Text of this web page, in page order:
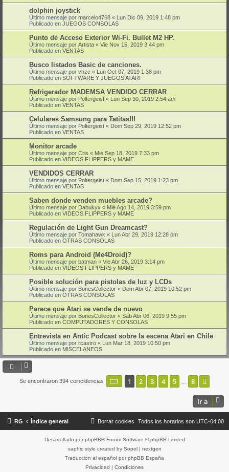
dolphin joystick
Último mensaje por marcelo4768 « Lun Dic 09, 2019 1:48 pm
Publicado en JUEGOS CONSOLAS
Punto de Acceso Exterior Wi-Fi. Bullet M2 HP.
Último mensaje por Artista « Vie Nov 15, 2019 3:44 pm
Publicado en VENTAS
Busco listados Basic de canciones.
Último mensaje por vhzc « Lun Oct 07, 2019 1:38 pm
Publicado en SOFTWARE Y JUEGOS ATARI
Refrigerador MADEMSA VENDIDO CERRAR
Último mensaje por Poltergeist « Lun Sep 30, 2019 2:54 am
Publicado en VENTAS
Celulares Samsung para Tatitas!!!
Último mensaje por Poltergeist « Dom Sep 29, 2019 12:52 pm
Publicado en VENTAS
Monitor arcade
Último mensaje por Cris « Mié Sep 18, 2019 7:33 pm
Publicado en VIDEOS FLIPPERS y MAME
VENDIDOS CERRAR
Último mensaje por Poltergeist « Dom Sep 15, 2019 1:23 pm
Publicado en VENTAS
Saben donde venden muebles arcade?
Último mensaje por Dabukyx « Mié Ago 14, 2019 3:59 pm
Publicado en VIDEOS FLIPPERS y MAME
Regulación de Light Gun Dreamcast?
Último mensaje por Tomahawk « Lun Abr 29, 2019 12:28 pm
Publicado en OTRAS CONSOLAS
Roms para Android (Me4Droid)?
Último mensaje por batman « Vie Abr 26, 2019 3:14 pm
Publicado en VIDEOS FLIPPERS y MAME
Posible solución para pistolas de luz y LCDs
Último mensaje por BonesCollector « Dom Abr 07, 2019 10:52 pm
Publicado en OTRAS CONSOLAS
Parece que Atari se vende de nuevo
Último mensaje por BonesCollector « Sab Abr 06, 2019 9:55 pm
Publicado en COMPUTADORES Y CONSOLAS
Entrevista en Antic Podcast sobre la escena Atari en Chile
Último mensaje por rcastro « Lun Mar 18, 2019 10:50 pm
Publicado en MISCELANEOS
Se encontraron 394 coincidencias Página de
1 2 3 4 5 8
Ir a
RG Índice general Todos los horarios son UTC-04:00
Borrar cookies
Desarrollado por phpBB® Forum Software © phpBB Limited
saphic style created by Sopel| nextgen
Traducción al español por phpBB España
Privacidad | Condiciones